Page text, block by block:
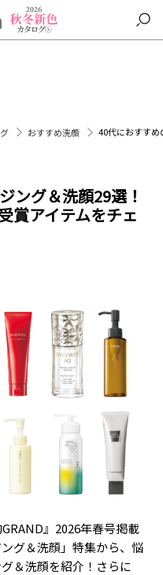
おすすめ洗顔 40代におすす
ング＆洗顔29選！
賞アイテムをチェ
』2026年春号掲載
グ＆洗顔」特集から、悩
＆洗顔を紹介！さらに